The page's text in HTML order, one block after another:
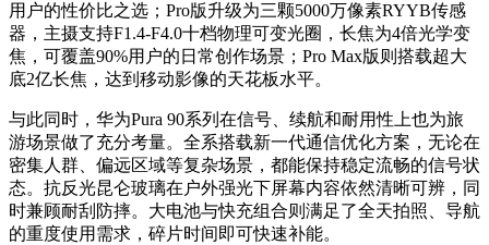
用户的性价比之选；Pro版升级为三颗5000万像素RYYB传感
器，主摄支持F1.4-F4.0十档物理可变光圈，长焦为4倍光学变
焦，可覆盖90%用户的日常创作场景；Pro Max版则搭载超大
底2亿长焦，达到移动影像的天花板水平。
与此同时，华为Pura 90系列在信号、续航和耐用性上也为旅
游场景做了充分考量。全系搭载新一代通信优化方案，无论在
密集人群、偏远区域等复杂场景，都能保持稳定流畅的信号状
态。抗反光昆仑玻璃在户外强光下屏幕内容依然清晰可辨，同
时兼顾耐刮防摔。大电池与快充组合则满足了全天拍照、导航
的重度使用需求，碎片时间即可快速补能。